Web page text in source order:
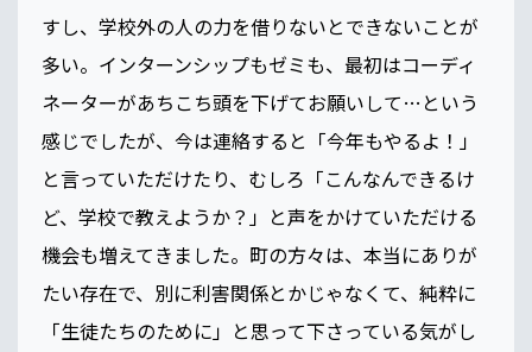
すし、学校外の人の力を借りないとできないことが
多い。インターンシップもゼミも、最初はコーディ
ネーターがあちこち頭を下げてお願いして…という
感じでしたが、今は連絡すると「今年もやるよ！」
と言っていただけたり、むしろ「こんなんできるけ
ど、学校で教えようか？」と声をかけていただける
機会も増えてきました。町の方々は、本当にありが
たい存在で、別に利害関係とかじゃなくて、純粋に
「生徒たちのために」と思って下さっている気がし